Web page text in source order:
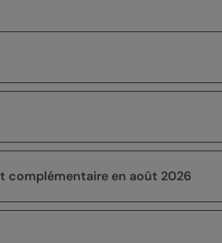
complémentaire en août 2026